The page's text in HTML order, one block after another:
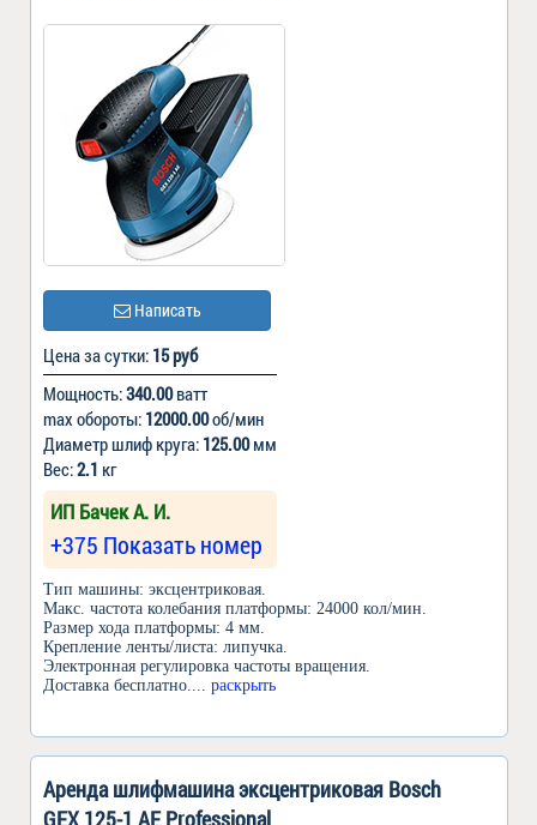
Написать
Цена за сутки: 15 руб
Мощность:340.00ватт
max обороты: 12000.00об/мин
Диаметр шлиф круга: 125.00мм
Вес:2.1 кг
ИП Бачек А. И.
+375 Показать номер
Тип машины: эксцентриковая.
Макс. частота колебания платформы: 24000 кол/мин.
Размер хода платформы: 4 мм.
Крепление ленты/листа: липучка.
Электронная регулировка частоты вращения.
Доставка бесплатно.
... раскрыть
Аренда шлифмашина эксцентриковая Bosch
GEX 125-1 AE Professional